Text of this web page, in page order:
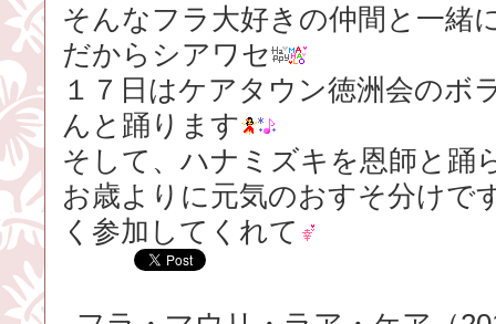
そんなフラ大好きの仲間と一緒
だからシアワセ
１７日はケアタウン徳洲会のボ
んと踊ります
そして、ハナミズキを恩師と踊
お歳よりに元気のおすそ分けで
く参加してくれて